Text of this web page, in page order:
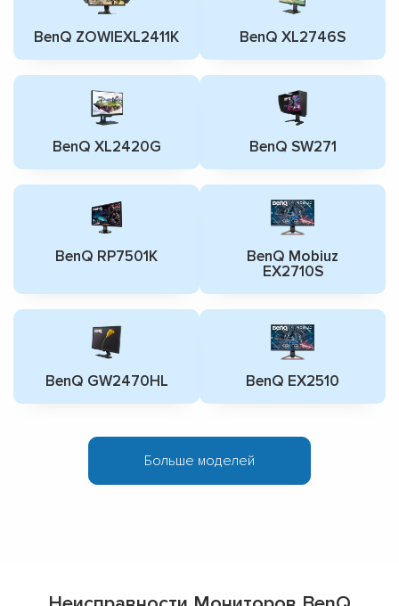
BenQ ZOWIEXL2411K BenQ XL2746S
BenQ XL2420G BenQ SW271
BenQ RP7501K
BenQ Mobiuz
EX2710S
BenQ GW2470HL BenQ EX2510
Больше моделей